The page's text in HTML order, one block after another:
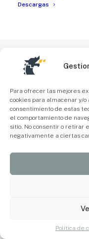
Para ofrecer las mejores
cookies para almacenar y/
consentimiento de estas
el comportamiento de
sitio. No consentir o retirar
negativamente a ciertas
Política de
Descargas